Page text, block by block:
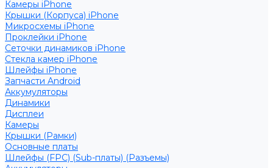
Камеры iPhone
Крышки (Корпуса) iPhone
Микросхемы iPhone
Проклейки iPhone
Сеточки динамиков iPhone
Стекла камер iPhone
Шлейфы iPhone
Запчасти Android
Аккумуляторы
Динамики
Дисплеи
Камеры
Крышки (Рамки)
Основные платы
Шлейфы (FPC) (Sub-платы) (Разъемы)